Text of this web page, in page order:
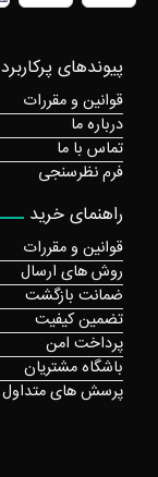
پیوندهای پرکاربرد
قوانین و مقررات
درباره ما
تماس با ما
فرم نظرسنجی
راهنمای خرید
قوانین و مقررات
روش های ارسال
ضمانت بازگشت
تضمین کیفیت
پرداخت امن
باشگاه مشتریان
پرسش های متداول